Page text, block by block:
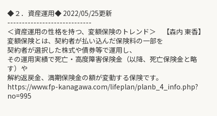
◆２．資産運用◆ 2022/05/25更新
-----------------------------
＜資産運用の性格を持つ、変額保険のトレンド＞ 【森内 東香】
変額保険とは、契約者が払い込んだ保険料の一部を
契約者が選択した株式や債券等で運用し、
その運用実績で死亡・高度障害保険金（以降、死亡保険金と略
す）や
解約返戻金、満期保険金の額が変動する保険です。
https://www.fp-kanagawa.com/lifeplan/planb_4_info.php?
no=995